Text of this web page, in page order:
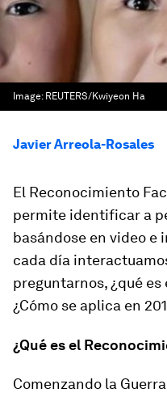
Image: REUTERS/Kwiyeon Ha
Javier Arreola-Rosales
El Reconocimiento
permite identificar a
basándose en video e
cada día
preguntarnos, ¿qué
¿Cómo se aplica en
¿Qué es el
Comenzando la